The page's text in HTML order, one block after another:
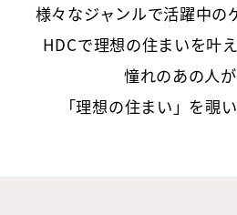
HDCジャーナル
様々なジャンルで活躍中の
HDCで理想の住まいを叶
憧れのあの人
「理想の住まい」を覗